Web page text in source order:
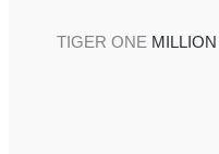
MILLION